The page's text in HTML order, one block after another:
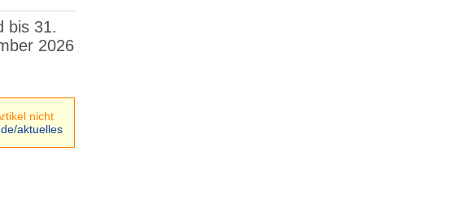
bis 31.
2026
nicht
aktuelles